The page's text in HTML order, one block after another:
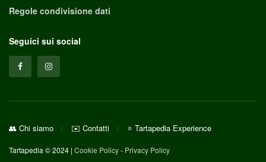
Regole condivisione dati
Seguici sui social
👥 Chi siamo ✉️ Contatti ⭐ Tartapedia Experience
Tartapedia © 2024 | Cookie Policy- Privacy Policy